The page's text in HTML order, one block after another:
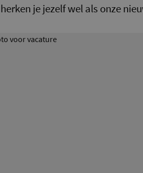
herken je jezelf wel als onze